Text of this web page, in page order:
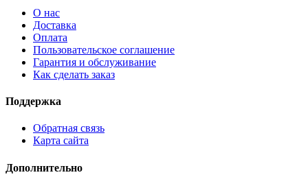
О нас
Доставка
Оплата
Пользовательское соглашение
Гарантия и обслуживание
Как сделать заказ
Поддержка
Обратная связь
Карта сайта
Дополнительно